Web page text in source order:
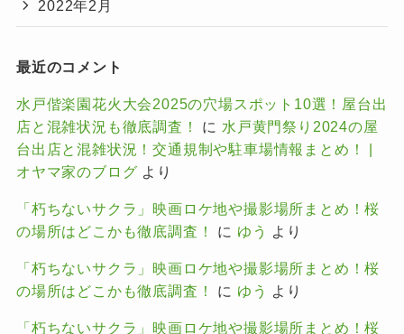
2022年2月
最近のコメント
水戸偕楽園花火大会2025の穴場スポット10選！屋台出
店と混雑状況も徹底調査！
に 水戸黄門祭り2024の屋
台出店と混雑状況！交通規制や駐車場情報まとめ！ |
オヤマ家のブログ より
「朽ちないサクラ」映画ロケ地や撮影場所まとめ！桜
の場所はどこかも徹底調査！
に ゆう より
「朽ちないサクラ」映画ロケ地や撮影場所まとめ！桜
の場所はどこかも徹底調査！
に ゆう より
「朽ちないサクラ」映画ロケ地や撮影場所まとめ！桜